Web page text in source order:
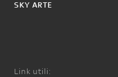
SKY ARTE
Link utili: